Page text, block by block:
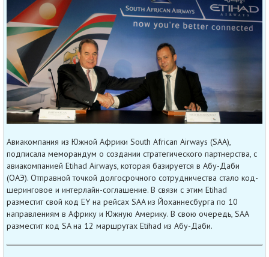
Авиакомпания из Южной Африки South African Airways (SAA),
подписала меморандум о создании стратегического партнерства, с
авиакомпанией Etihad Airways, которая базируется в Абу-Даби
(ОАЭ). Отправной точкой долгосрочного сотрудничества стало код-
шеринговое и интерлайн-соглашение. В связи с этим Etihad
разместит свой код EY на рейсах SAA из Йоханнесбурга по 10
направлениям в Африку и Южную Америку. В свою очередь, SAA
разместит код SA на 12 маршрутах Etihad из Абу-Даби.